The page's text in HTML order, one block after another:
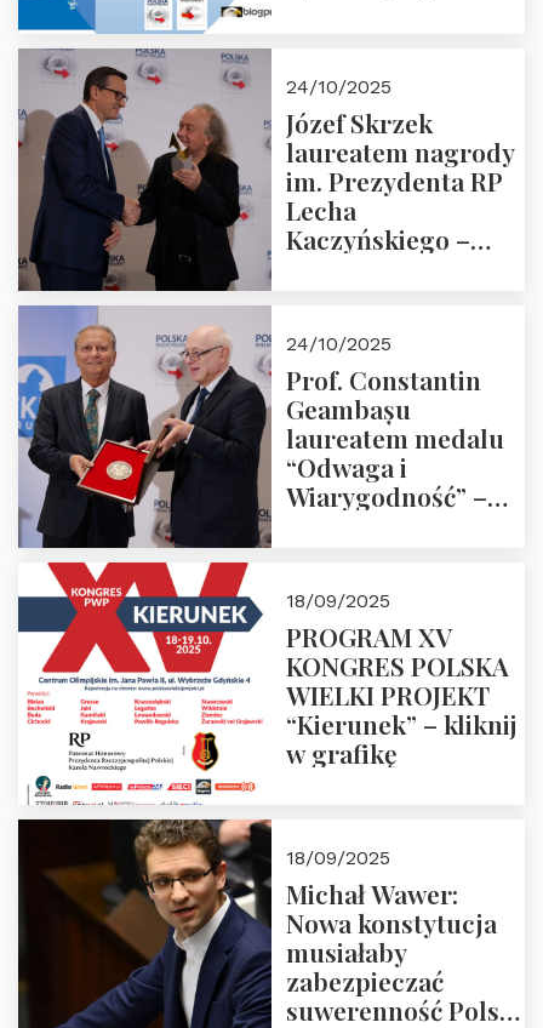
24/10/2025
Józef Skrzek
laureatem nagrody
im. Prezydenta RP
Lecha
Kaczyńskiego –
24/10/2025
Prof. Constantin
Geambașu
laureatem medalu
“Odwaga i
Wiarygodność” –
18/09/2025
PROGRAM XV
KONGRES POLSKA
WIELKI PROJEKT
“Kierunek” – kliknij
w grafikę
18/09/2025
Michał Wawer:
Nowa konstytucja
musiałaby
zabezpieczać
suwerenność Polski